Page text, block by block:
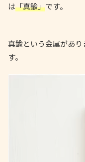
は「真鍮」です。
真鍮という金属があ
す。